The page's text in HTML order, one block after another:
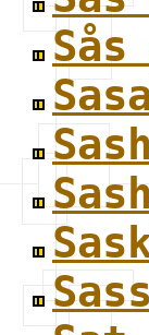
Sås